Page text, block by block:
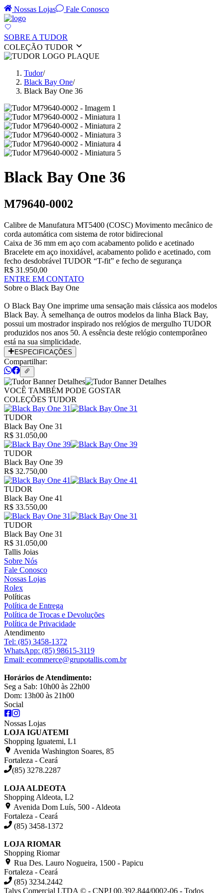
Nossas Lojas Fale Conosco
SOBRE A TUDOR
COLEÇÃO TUDOR
Tudor/
Black Bay One/
Black Bay One 36
Black Bay One 36
M79640-0002
Calibre de Manufatura MT5400 (COSC) Movimento mecânico de
corda automática com sistema de rotor bidirecional
Caixa de 36 mm em aço com acabamento polido e acetinado
Bracelete em aço inoxidável, acabamento polido e acetinado, com
fecho desdobrável TUDOR “T-fit” e fecho de segurança
R$ 31.950,00
ENTRE EM CONTATO
Sobre o Black Bay One
O Black Bay One imprime uma sensação mais clássica aos modelos
Black Bay. À semelhança de outros modelos da linha Black Bay,
possui um mostrador inspirado nos relógios de mergulho TUDOR
produzidos nos anos 50. A essência deste relógio contemporâneo
está na sua simplicidade.
ESPECIFICAÇÕES
Compartilhar:
VOCÊ TAMBÉM PODE GOSTAR
COLEÇÕES TUDOR
TUDOR
Black Bay One 31
R$ 31.050,00
TUDOR
Black Bay One 39
R$ 32.750,00
TUDOR
Black Bay One 41
R$ 33.550,00
TUDOR
Black Bay One 31
R$ 31.050,00
Tallis Joias
Sobre Nós
Fale Conosco
Nossas Lojas
Rolex
Políticas
Política de Entrega
Política de Trocas e Devoluções
Política de Privacidade
Atendimento
Tel: (85) 3458-1372
WhatsApp: (85) 98615-3119
Email: ecommerce@grupotallis.com.br
Horários de Atendimento:
Seg a Sab: 10h00 às 22h00
Dom: 13h00 às 21h00
Social
Nossas Lojas
LOJA IGUATEMI
Shopping Iguatemi, L1
Avenida Washington Soares, 85
Fortaleza - Ceará
(85) 3278.2287
LOJA ALDEOTA
Shopping Aldeota, L2
Avenida Dom Luís, 500 - Aldeota
Fortaleza - Ceará
(85) 3458-1372
LOJA RIOMAR
Shopping Riomar
Rua Des. Lauro Nogueira, 1500 - Papicu
Fortaleza - Ceará
(85) 3234.2442
Talys Comercial LTDA © - CNPJ 00.392.844/0002-06 - Todos